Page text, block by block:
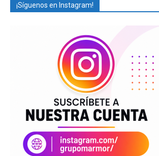
¡Síguenos en Instagram!